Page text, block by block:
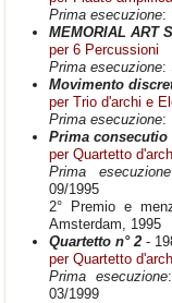
Prima esecuzione:
MEMORIAL ART
per 6 Percussioni
Prima esecuzione:
Movimento
per Trio d'archi e
Prima esecuzione:
Prima consecutio
per Quartetto
Prima esecuzione
09/1995
2° Premio e
Amsterdam, 1995
Quartetto n° 2 -
per Quartetto
Prima esecuzione
03/1999